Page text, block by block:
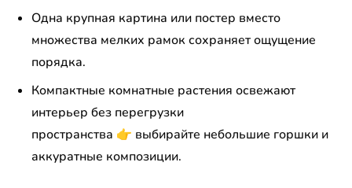
Одна крупная картина или постер вместо
множества мелких рамок сохраняет ощущение
порядка.
Компактные комнатные растения освежают
интерьер без перегрузки
пространства 👉 выбирайте небольшие горшки и
аккуратные композиции.